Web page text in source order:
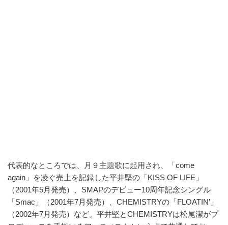
代表的なところでは、月９主題歌に起用され、「come
again」を凌ぐ売上を記録した平井堅の「KISS OF LIFE」
（2001年5月発売）、SMAPのデビュー10周年記念シングル
「Smac」（2001年7月発売）、CHEMISTRYの「FLOATIN’」
（2002年7月発売）など。平井堅とCHEMISTRYは松尾潔がプ